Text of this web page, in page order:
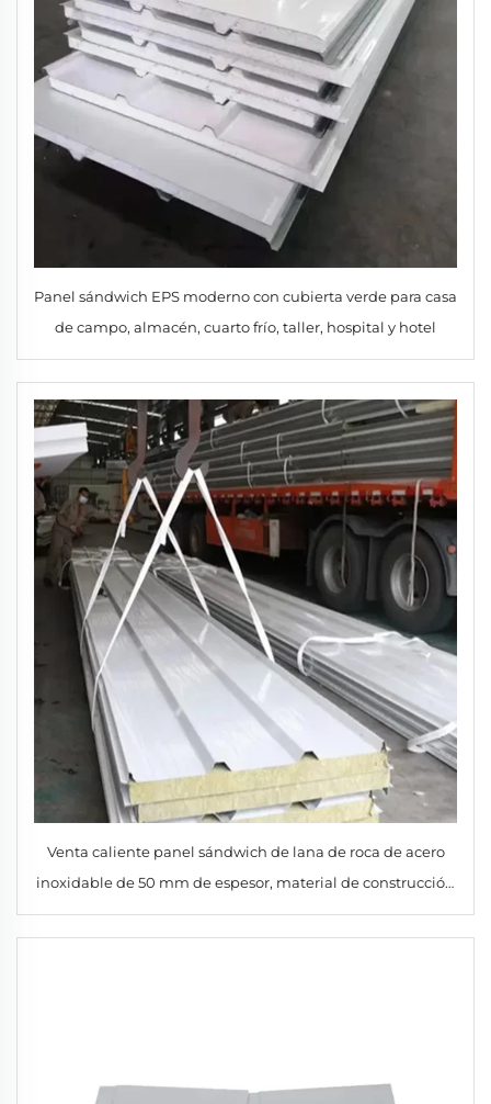
Panel sándwich EPS moderno con cubierta verde para casa
de campo, almacén, cuarto frío, taller, hospital y hotel
Venta caliente panel sándwich de lana de roca de acero
inoxidable de 50 mm de espesor, material de construcción
premium para cámara frigorífica, taller, hotel